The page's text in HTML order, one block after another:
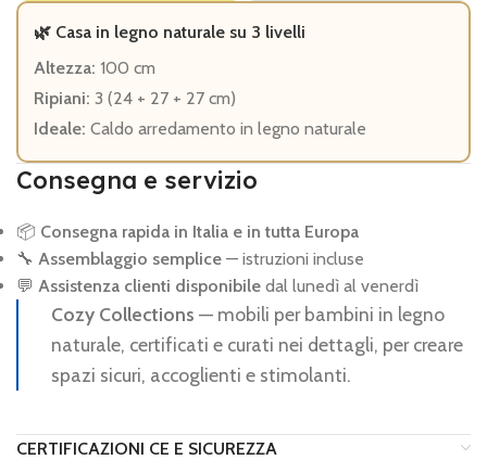
🌿 Casa in legno naturale su 3 livelli
Altezza: 100 cm
Ripiani: 3 (24 + 27 + 27 cm)
Ideale: Caldo arredamento in legno naturale
Consegna e servizio
📦 Consegna rapida in Italia e in tutta Europa
🔧 Assemblaggio semplice — istruzioni incluse
💬 Assistenza clienti disponibile dal lunedì al venerdì
Cozy Collections — mobili per bambini in legno
naturale, certificati e curati nei dettagli, per creare
spazi sicuri, accoglienti e stimolanti.
CERTIFICAZIONI CE E SICUREZZA